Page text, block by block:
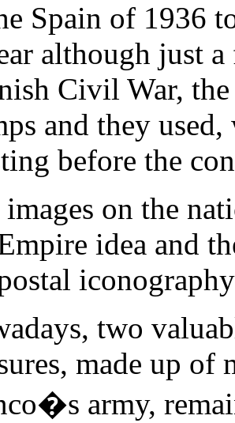
Spain of 1936
although just
Civil War,
and they
before the
on the
idea and
two
made up of
army,